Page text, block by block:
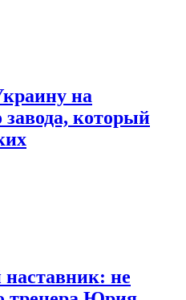
на
завода, который
не